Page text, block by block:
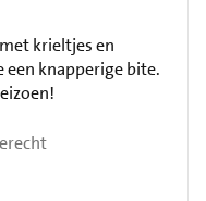
krieltjes en
een knapperige bite.